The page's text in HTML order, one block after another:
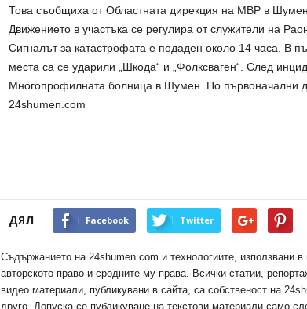
Това съобщиха от Областната дирекция на МВР в Шумен.
Движението в участъка се регулира от служители на
Сигналът за катастрофата е подаден около 14 часа. В
места са се ударили „Шкода“ и „Фолксваген“. След
Многопрофилната болница в Шумен. По първоначални
24shumen.com
ДЯЛ Facebook Twitter
Съдържанието на 24shumen.com и технологиите, използвани в
авторското право и сродните му права. Всички статии,
видео материали, публикувани в сайта, са собственост на
друго. Допуска се публикуване на текстови материали само